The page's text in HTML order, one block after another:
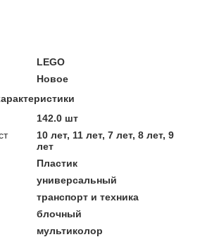
LEGO
Новое
142.0 шт
10 лет, 11 лет, 7 лет, 8 лет, 9
лет
Пластик
универсальный
транспорт и техника
блочный
мультиколор